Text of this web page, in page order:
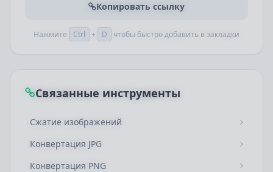
Копировать ссылку
Нажмите Ctrl + D чтобы быстро добавить в закладки
Связанные инструменты
Сжатие изображений
Конвертация JPG
Конвертация PNG